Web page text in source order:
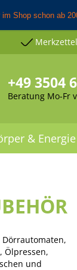
+49 3504
Beratung Mo-Fr
& Energie
Ölpressen,
und